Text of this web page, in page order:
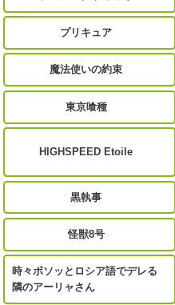
プリキュア
魔法使いの約束
東京喰種
HIGHSPEED Etoile
黒執事
怪獣8号
時々ボソッとロシア語でデレる
隣のアーリャさん